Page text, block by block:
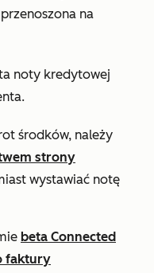
na
noty kredytowej
środków, należy
strony
wystawiać notę
beta Connected
faktury